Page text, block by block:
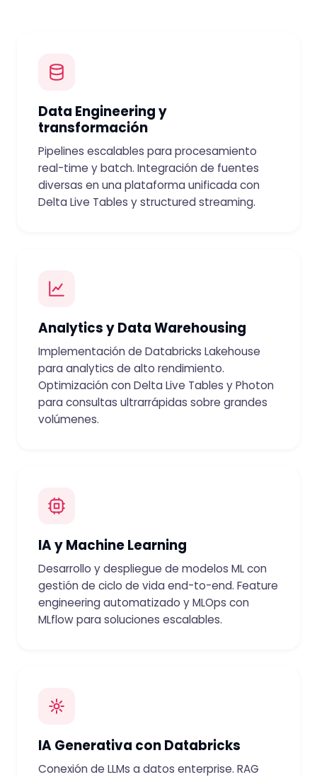
Data Engineering y
transformación
Pipelines escalables para procesamiento
real-time y batch. Integración de fuentes
diversas en una plataforma unificada con
Delta Live Tables y structured streaming.
Analytics y Data Warehousing
Implementación de Databricks Lakehouse
para analytics de alto rendimiento.
Optimización con Delta Live Tables y Photon
para consultas ultrarrápidas sobre grandes
volúmenes.
IA y Machine Learning
Desarrollo y despliegue de modelos ML con
gestión de ciclo de vida end-to-end. Feature
engineering automatizado y MLOps con
MLflow para soluciones escalables.
IA Generativa con Databricks
Conexión de LLMs a datos enterprise. RAG